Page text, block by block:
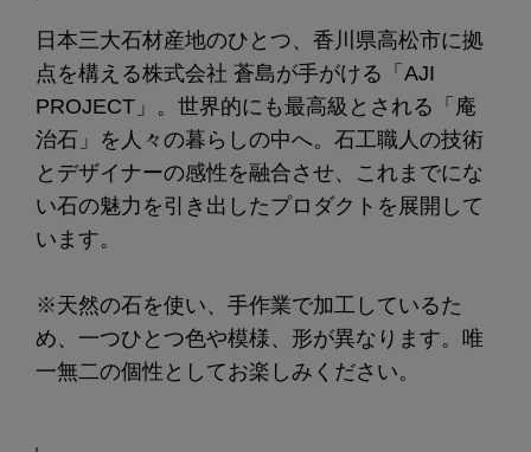
日本三大石材産地のひとつ、香川県高松市に拠
点を構える株式会社 蒼島が手がける「AJI
PROJECT」。世界的にも最高級とされる「庵
治石」を人々の暮らしの中へ。石工職人の技術
とデザイナーの感性を融合させ、これまでにな
い石の魅力を引き出したプロダクトを展開して
います。
※天然の石を使い、手作業で加工しているた
め、一つひとつ色や模様、形が異なります。唯
一無二の個性としてお楽しみください。